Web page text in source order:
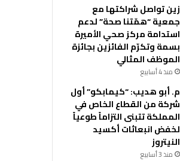
زين تواصل شراكتها مع
جمعية “همّتنا صحة” لدعم
استدامة مركز صحي الأميرة
بسمة وتكرّم الفائزين بجائزة
الموظف المثالي
منذ 4 أسابيع
م. أبو هديب: “كيمابكو” أول
شركة من القطاع الخاص في
المملكة تتبنى التزاماً طوعياً
لخفض انبعاثات أكسيد
النيتروز
منذ 3 أسابيع